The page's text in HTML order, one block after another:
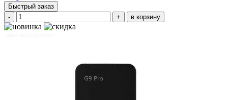
Быстрый заказ
-
+ в корзину